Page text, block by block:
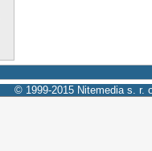
© 1999-2015 Nitemedia s. r.